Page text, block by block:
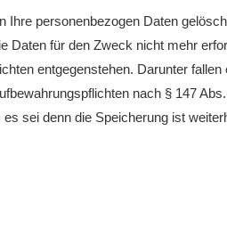
personenbezogen Daten
für den Zweck nicht mehr
entgegenstehen. Darunter
nach § 147
sei denn die Speicherung ist